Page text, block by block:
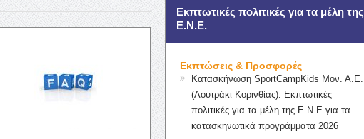
Εκπτωτικές πολιτικές για τα μέλη της
Ε.Ν.Ε.
Εκπτώσεις & Προσφορές
Κατασκήνωση SportCampKids Μον. Α.Ε.
(Λουτράκι Κορινθίας): Εκπτωτικές
πολιτικές για τα μέλη της Ε.Ν.Ε για τα
κατασκηνωτικά προγράμματα 2026